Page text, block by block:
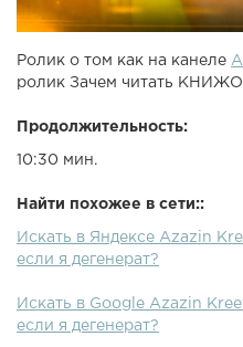
Ролик о том как на канеле
ролик Зачем читать
Продолжительность:
10:30 мин.
Найти похожее в сети::
Искать в Яндексе Azazin
если я дегенерат?
Искать в Google Azazin
если я дегенерат?